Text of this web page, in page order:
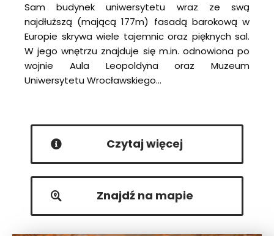
Sam budynek uniwersytetu wraz ze swą
najdłuższą (mającą 177m) fasadą barokową w
Europie skrywa wiele tajemnic oraz pięknych sal.
W jego wnętrzu znajduje się m.in. odnowiona po
wojnie Aula Leopoldyna oraz Muzeum
Uniwersytetu Wrocławskiego…
Czytaj więcej
Znajdź na mapie